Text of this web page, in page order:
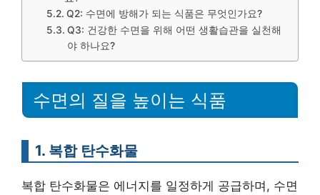
Q2: 수면에 방해가 되는 식품은 무엇인가요?
Q3: 건강한 수면을 위해 어떤 생활습관을 실천해
야 하나요?
수면의 질을 높이는 식품
1. 복합 탄수화물
복합 탄수화물은 에너지를 일정하게 공급하며, 수면